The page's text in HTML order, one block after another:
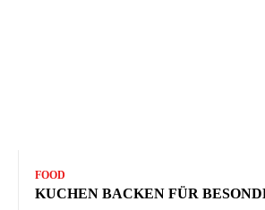
FOOD
KUCHEN BACKEN FÜR